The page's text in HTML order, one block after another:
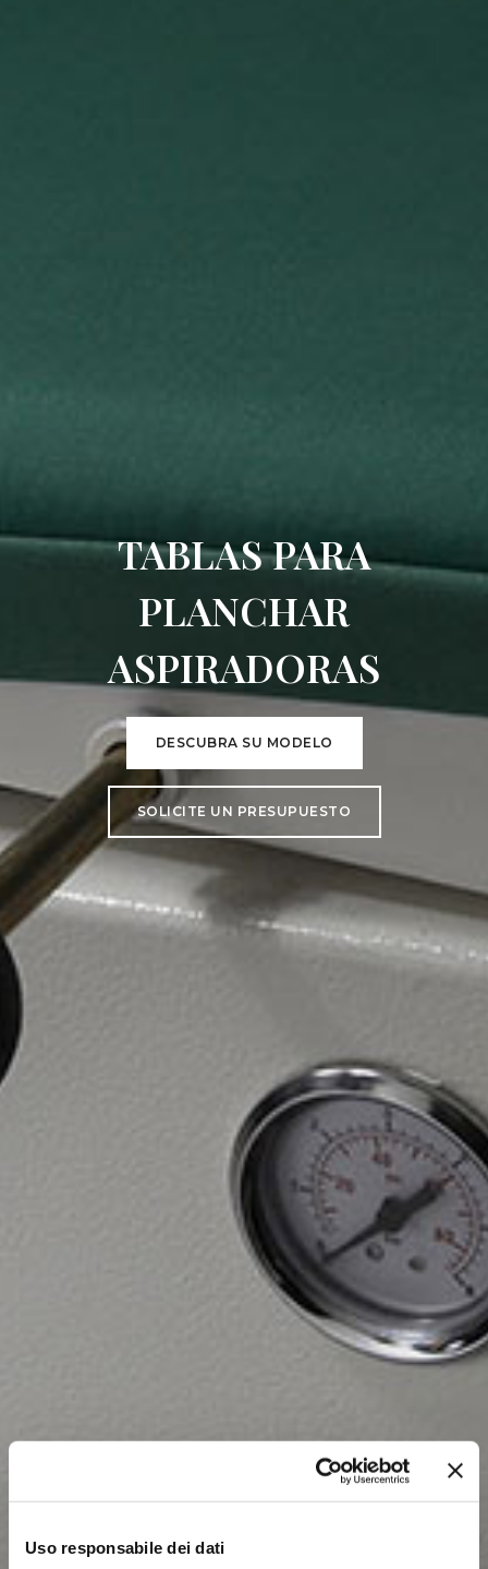
Uso responsabile dei dati
TABLAS PARA
PLANCHAR
ASPIRADORAS
DESCUBRA SU MODELO
SOLICITE UN PRESUPUESTO